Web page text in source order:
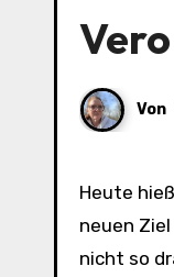
Von
Heute hieß es taktisch gut vorzugehen. Um 11.00 Uhr muss das Hotel geräumt sein, gleichzeitig dürfen wir am
neuen
nicht so